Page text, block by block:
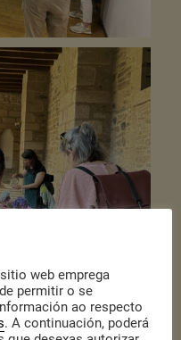
web emprega
permitir o se
ao respecto
. A continuación, poderá